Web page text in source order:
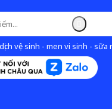
vệ sinh - men vi sinh - sữa